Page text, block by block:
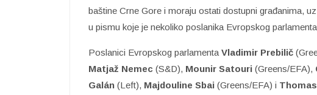
baštine Crne Gore i moraju ostati dostupni građanima,
u pismu koje je nekoliko poslanika Evropskog
Poslanici Evropskog parlamenta Vladimir Prebilič
Matjaž Nemec (S&D), Mounir Satouri (Greens/EFA),
Galán (Left), Majdouline Sbai (Greens/EFA) i